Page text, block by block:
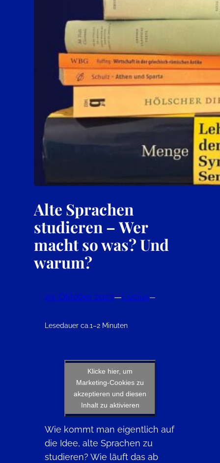
Alte Sprachen
studieren – Wer
macht so was? Und
warum?
29. Oktober 2023—Lucius—
Lesedauer ca.1–2 Minuten
Klicke hier, um
Marketing-Cookies zu
akzeptieren und diesen
Inhalt zu aktivieren
Wie kommt man eigentlich auf
die Idee, alte Sprachen zu
studieren? Wie läuft das ab